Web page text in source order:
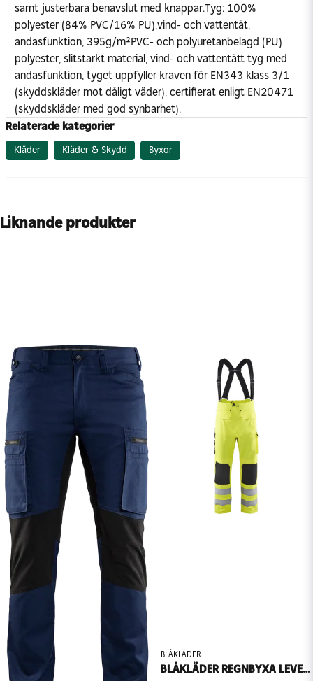
samt justerbara benavslut med knappar.Tyg: 100%
polyester (84% PVC/16% PU),vind- och vattentät,
andasfunktion, 395g/m²PVC- och polyuretanbelagd (PU)
polyester, slitstarkt material, vind- och vattentätt tyg med
andasfunktion, tyget uppfyller kraven för EN343 klass 3/1
(skyddskläder mot dåligt väder), certifierat enligt EN20471
(skyddskläder med god synbarhet).
Relaterade kategorier
Kläder Kläder & Skydd Byxor
Liknande produkter
BLÅKLÄDER
BLÅKLÄDER REGNBYXA LEVEL 2 1302-2003